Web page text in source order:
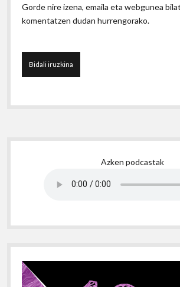
Gorde nire izena, emaila eta webgunea
komentatzen dudan hurrengorako.
Sidebar
Azken podcastak